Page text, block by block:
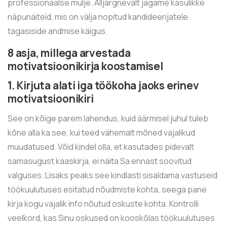
professionaalse mulje. Alljärgnevalt jagame kasulikke
näpunäiteid, mis on välja nopitud kandideerijatele
tagasiside andmise käigus.
8 asja, millega arvestada
motivatsioonikirja koostamisel
1. Kirjuta alati iga töökoha jaoks erinev
motivatsioonikiri
See on kõige parem lahendus, kuidäärmisel juhul tuleb
kõne alla ka see, kui teed vähemalt mõned vajalikud
muudatused. Võid kindel olla, et kasutades pidevalt
samasugust kaaskirja, ei näita Sa ennast soovitud
valguses. Lisaks peaks see kindlasti sisaldama vastuseid
töökuulutuses esitatud nõudmiste kohta, seega pane
kirja kogu vajalik info nõutud oskuste kohta. Kontrolli
veelkord, kas Sinu oskused on kooskõlas töökuulutuses